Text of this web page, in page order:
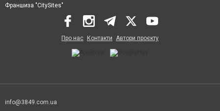
Франшиза "CitySites"
Про нас Контакти Автори проєкту
info@3849.com.ua